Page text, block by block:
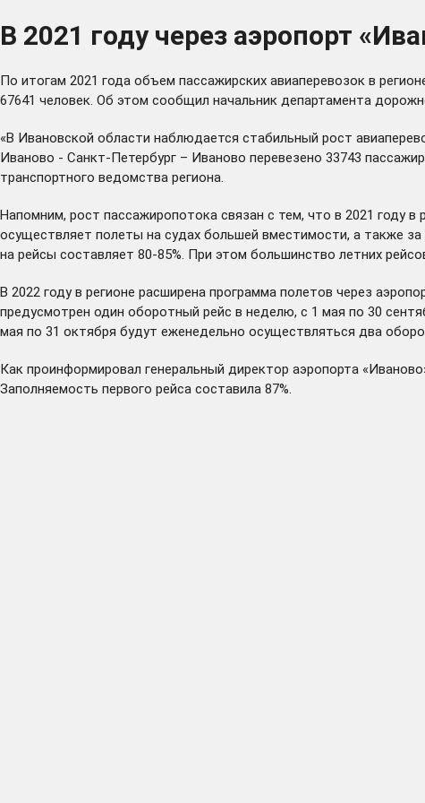
В 2021 году через аэропорт
По итогам 2021 года объем пассажирских авиаперевозок в
67641 человек. Об этом сообщил начальник департамента
«В Ивановской области наблюдается стабильный рост
Иваново - Санкт-Петербург – Иваново перевезено 33743
транспортного ведомства региона.
Напомним, рост пассажиропотока связан с тем, что в 2021 году в
осуществляет полеты на судах большей вместимости, а также
на рейсы составляет 80-85%. При этом большинство летних
В 2022 году в регионе расширена программа полетов через
предусмотрен один оборотный рейс в неделю, с 1 мая по 30
мая по 31 октября будут еженедельно осуществляться два
Как проинформировал генеральный директор аэропорта
Заполняемость первого рейса составила 87%.